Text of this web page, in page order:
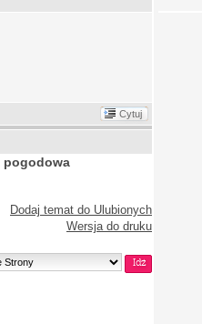
Cytuj
pogodowa
Dodaj temat do Ulubionych
Wersja do druku